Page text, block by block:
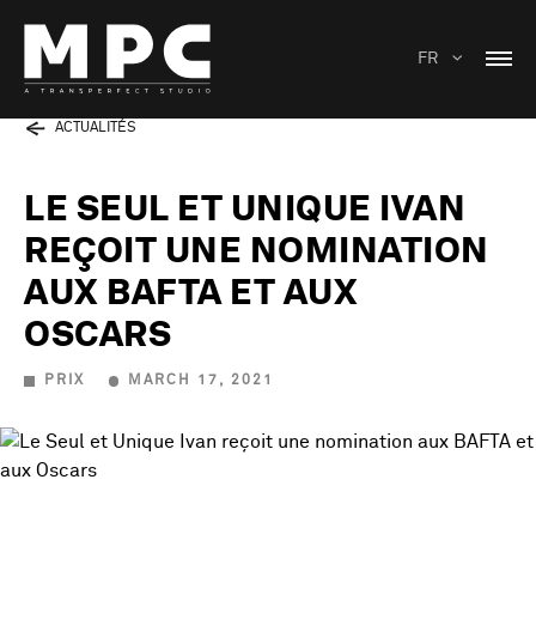
FR
ACTUALITÉS
LE SEUL ET UNIQUE IVAN
REÇOIT UNE NOMINATION
AUX BAFTA ET AUX
OSCARS
PRIX MARCH 17, 2021